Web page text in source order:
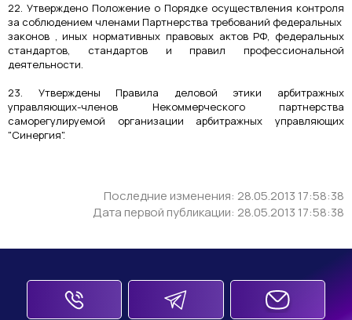
22. Утверждено Положение о Порядке осуществления контроля
за соблюдением членами Партнерства требований федеральных
законов , иных нормативных правовых актов РФ, федеральных
стандартов, стандартов и правил профессиональной
деятельности.
23. Утверждены Правила деловой этики арбитражных
управляющих-членов Некоммерческого партнерства
саморегулируемой организации арбитражных управляющих
"Синергия".
Последние изменения: 28.05.2013 17:58:38
Дата первой публикации: 28.05.2013 17:58:38